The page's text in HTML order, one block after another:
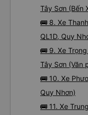
Tây Sơn (Bến
🚌 8. Xe
QL1D, Quy
🚌 9. Xe
Tây Sơn (Văn
🚌 10. Xe
Quy Nhơn)
🚌 11. Xe